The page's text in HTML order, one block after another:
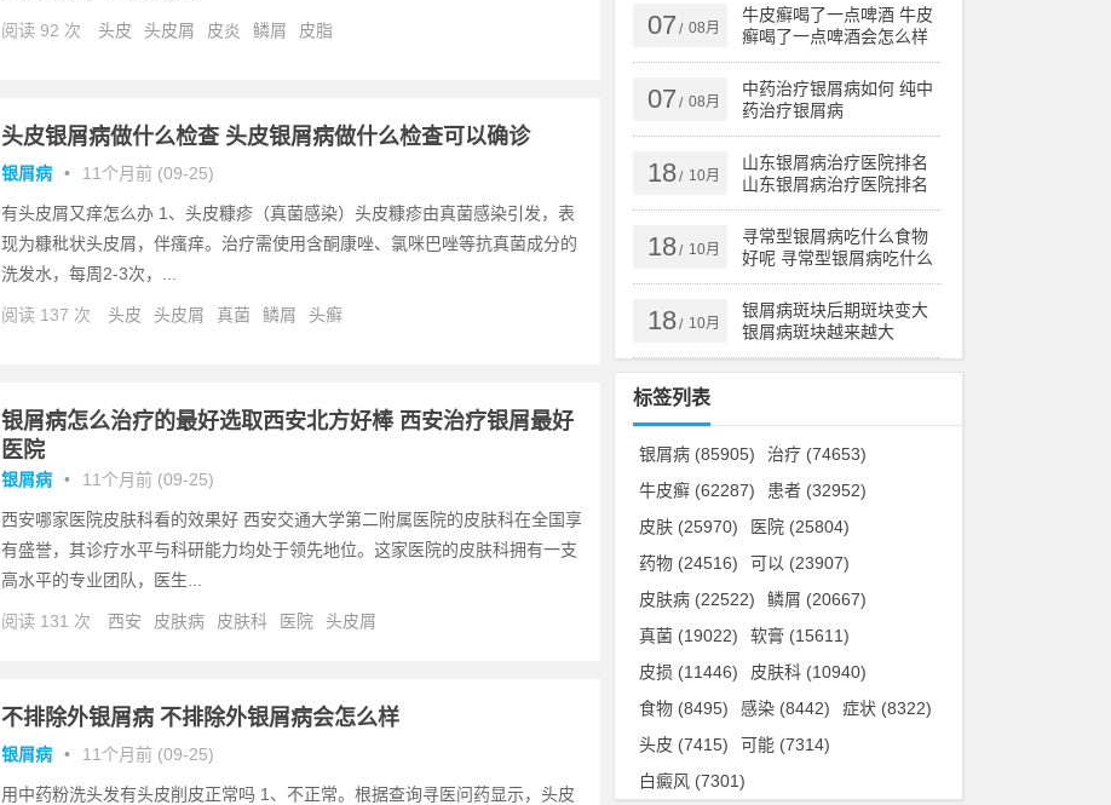
阅读 92 次 头皮 头皮屑 皮炎 鳞屑 皮脂
头皮银屑病做什么检查 头皮银屑病做什么检查可以确诊
银屑病 • 11个月前 (09-25)
有头皮屑又痒怎么办 1、头皮糠疹（真菌感染）头皮糠疹由真菌感染引发，表
现为糠秕状头皮屑，伴瘙痒。治疗需使用含酮康唑、氯咪巴唑等抗真菌成分的
洗发水，每周2-3次，...
阅读 137 次 头皮 头皮屑 真菌 鳞屑 头癣
银屑病怎么治疗的最好选取西安北方好棒 西安治疗银屑最好
医院
银屑病 • 11个月前 (09-25)
西安哪家医院皮肤科看的效果好 西安交通大学第二附属医院的皮肤科在全国享
有盛誉，其诊疗水平与科研能力均处于领先地位。这家医院的皮肤科拥有一支
高水平的专业团队，医生...
阅读 131 次 西安 皮肤病 皮肤科 医院 头皮屑
不排除外银屑病 不排除外银屑病会怎么样
银屑病 • 11个月前 (09-25)
用中药粉洗头发有头皮削皮正常吗 1、不正常。根据查询寻医问药显示，头皮
07 / 08月
牛皮癣喝了一点啤酒 牛皮
癣喝了一点啤酒会怎么样
07 / 08月
中药治疗银屑病如何 纯中
药治疗银屑病
18/ 10月
山东银屑病治疗医院排名
山东银屑病治疗医院排名
榜
18/ 10月
寻常型银屑病吃什么食物
好呢 寻常型银屑病吃什么
药效果好
18/ 10月
银屑病斑块后期斑块变大
银屑病斑块越来越大
标签列表
银屑病 (85905) 治疗 (74653)
牛皮癣 (62287) 患者 (32952)
皮肤 (25970) 医院 (25804)
药物 (24516) 可以 (23907)
皮肤病 (22522) 鳞屑 (20667)
真菌 (19022) 软膏 (15611)
皮损 (11446) 皮肤科 (10940)
食物 (8495) 感染 (8442) 症状 (8322)
头皮 (7415) 可能 (7314)
白癜风 (7301)